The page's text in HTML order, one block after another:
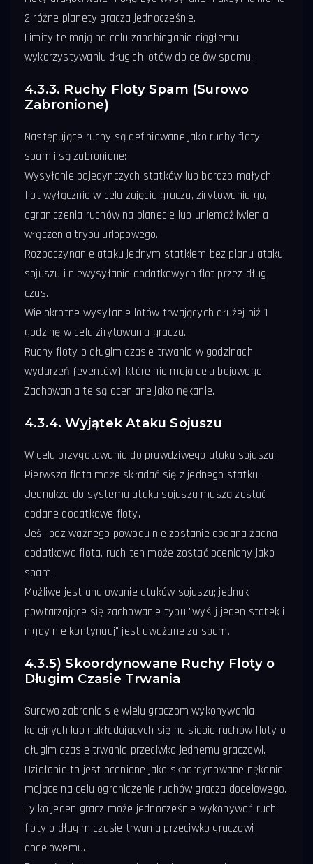
2 różne planety gracza jednocześnie.
Limity te mają na celu zapobieganie ciągłemu
wykorzystywaniu długich lotów do celów spamu.
4.3.3. Ruchy Floty Spam (Surowo
Zabronione)
Następujące ruchy są definiowane jako ruchy floty
spam i są zabronione:
Wysyłanie pojedynczych statków lub bardzo małych
flot wyłącznie w celu zajęcia gracza, zirytowania go,
ograniczenia ruchów na planecie lub uniemożliwienia
włączenia trybu urlopowego.
Rozpoczynanie ataku jednym statkiem bez planu ataku
sojuszu i niewysyłanie dodatkowych flot przez długi
czas.
Wielokrotne wysyłanie lotów trwających dłużej niż 1
godzinę w celu zirytowania gracza.
Ruchy floty o długim czasie trwania w godzinach
wydarzeń (eventów), które nie mają celu bojowego.
Zachowania te są oceniane jako nękanie.
4.3.4. Wyjątek Ataku Sojuszu
W celu przygotowania do prawdziwego ataku sojuszu:
Pierwsza flota może składać się z jednego statku,
Jednakże do systemu ataku sojuszu muszą zostać
dodane dodatkowe floty.
Jeśli bez ważnego powodu nie zostanie dodana żadna
dodatkowa flota, ruch ten może zostać oceniony jako
spam.
Możliwe jest anulowanie ataków sojuszu; jednak
powtarzające się zachowanie typu "wyślij jeden statek i
nigdy nie kontynuuj" jest uważane za spam.
4.3.5) Skoordynowane Ruchy Floty o
Długim Czasie Trwania
Surowo zabrania się wielu graczom wykonywania
kolejnych lub nakładających się na siebie ruchów floty o
długim czasie trwania przeciwko jednemu graczowi.
Działanie to jest oceniane jako skoordynowane nękanie
mające na celu ograniczenie ruchów gracza docelowego.
Tylko jeden gracz może jednocześnie wykonywać ruch
floty o długim czasie trwania przeciwko graczowi
docelowemu.